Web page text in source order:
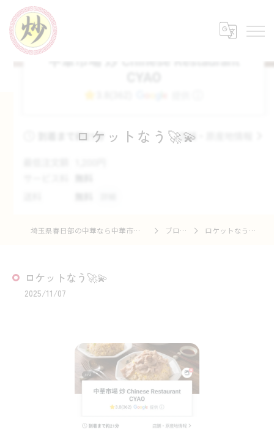
ロケットなう🚀💫
埼玉県春日部の中華なら中華市場 炒 ブログ ロケットなう🚀💫
ロケットなう🚀💫
2025/11/07